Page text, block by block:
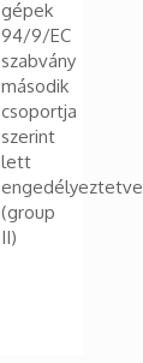
gépek
94/9/EC
szabvány
második
csoportja
szerint
lett
engedélyeztetve
(group
II)